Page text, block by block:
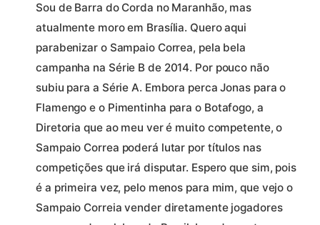
Sou de Barra do Corda no Maranhão, mas
atualmente moro em Brasília. Quero aqui
parabenizar o Sampaio Correa, pela bela
campanha na Série B de 2014. Por pouco não
subiu para a Série A. Embora perca Jonas para o
Flamengo e o Pimentinha para o Botafogo, a
Diretoria que ao meu ver é muito competente, o
Sampaio Correa poderá lutar por títulos nas
competições que irá disputar. Espero que sim, pois
é a primeira vez, pelo menos para mim, que vejo o
Sampaio Correia vender diretamente jogadores